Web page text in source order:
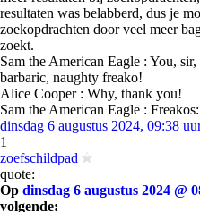
resultaten was belabberd, dus je
zoekopdrachten door veel meer
zoekt.
Sam the American Eagle : You,
barbaric, naughty freako!
Alice Cooper : Why, thank you!
Sam the American Eagle :
dinsdag 6 augustus 2024, 09:38
1
zoefschildpad
quote:
Op dinsdag 6 augustus 2024 @
volgende: